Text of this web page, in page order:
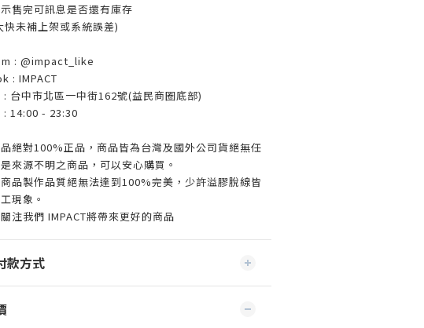
售完可訊息是否還有庫存
快未補上架或系統誤差)
: @impact_like
: IMPACT
: 台中市北區一中街162號(益民商圈底部)
: 14:00 - 23:30
絕對100%正品，商品皆為台灣及國外公司貨絕無任
來源不明之商品，可以安心購買。
品製作品質絕無法達到100%完美，少許溢膠脫線皆
現象。
注我們 IMPACT將帶來更好的商品
款方式